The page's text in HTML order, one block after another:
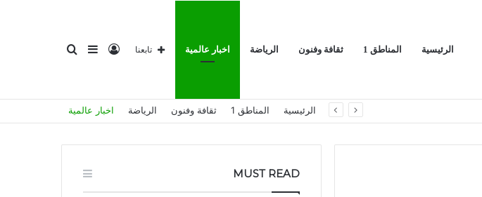
الرئيسية المناطق 1 ثقافة وفنون الرياضة اخبار عالمية
عن
إضافة
عمود
تسجيل
الدخول
تابعنا
الرئيسية المناطق 1 ثقافة وفنون الرياضة اخبار عالمية
MUST READ